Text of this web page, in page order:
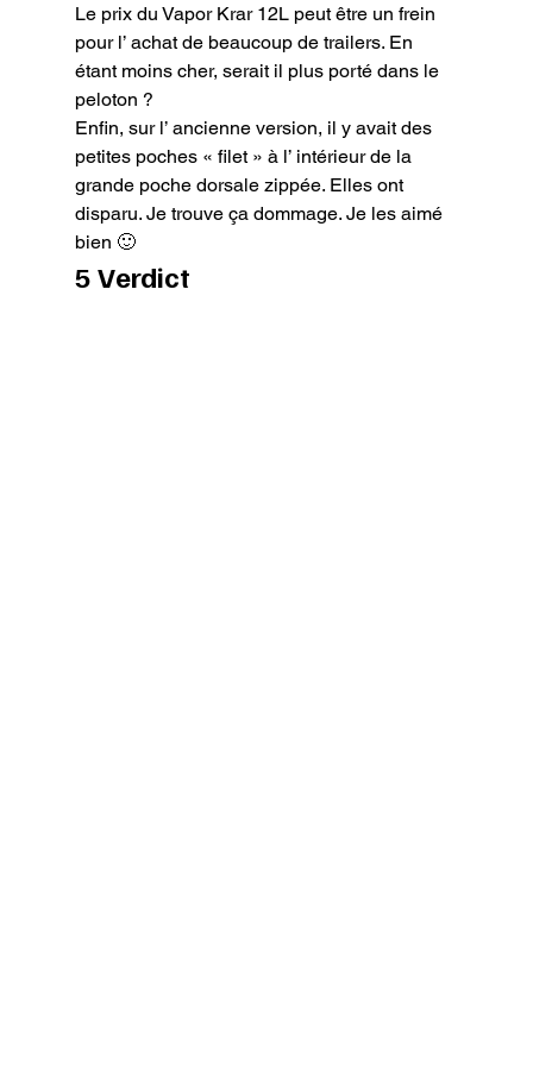
Le prix du Vapor Krar 12L peut être un frein
pour l’ achat de beaucoup de trailers. En
étant moins cher, serait il plus porté dans le
peloton ?
Enfin, sur l’ ancienne version, il y avait des
petites poches « filet » à l’ intérieur de la
grande poche dorsale zippée. Elles ont
disparu. Je trouve ça dommage. Je les aimé
bien 🙂
5 Verdict